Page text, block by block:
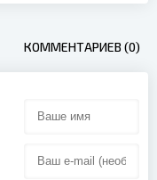
КОММЕНТАРИЕВ (0)